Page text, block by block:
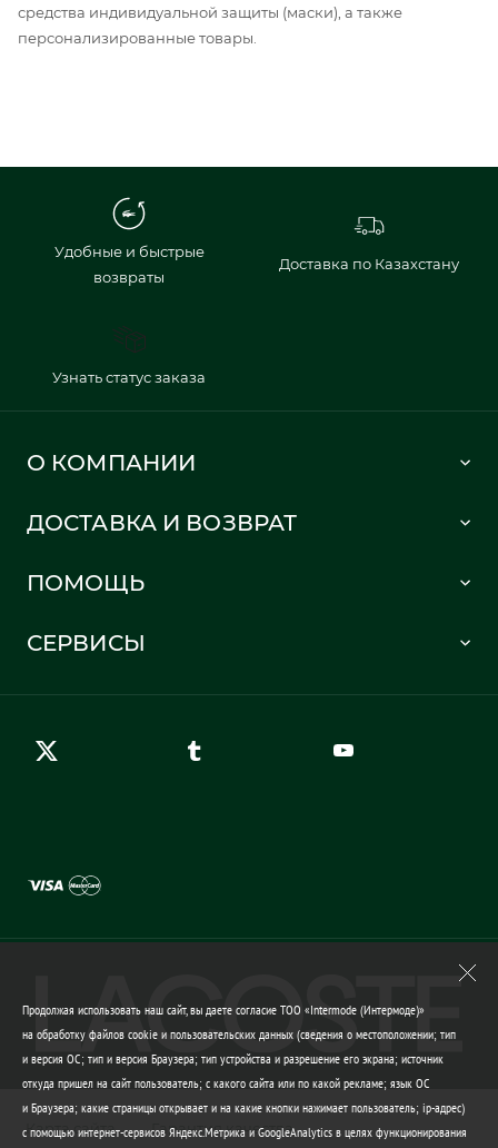
средства индивидуальной защиты (маски), а также
персонализированные товары.
Удобные и быстрые
возвраты
Доставка по Казахстану
Узнать статус заказа
О КОМПАНИИ
Политика в отношении обработки персональных данных
ДОСТАВКА И ВОЗВРАТ
Информация о доставке
Правила возврата
ПОМОЩЬ
Карта сайта
СЕРВИСЫ
Карта сайта Гарантия качества
Продолжая использовать наш сайт, вы даете согласие ТОО «Intermode (Интермоде)»
на обработку файлов cookie и пользовательских данных (сведения о местоположении; тип
и версия ОС; тип и версия Браузера; тип устройства и разрешение его экрана; источник
откуда пришел на сайт пользователь; с какого сайта или по какой рекламе; язык ОС
и Браузера; какие страницы открывает и на какие кнопки нажимает пользователь; ip-адрес)
с помощью интернет-сервисов Яндекс.Метрика и GoogleAnalytics в целях функционирования